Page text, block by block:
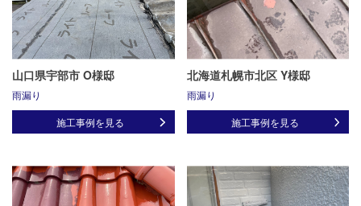
山口県宇部市 O様邸
雨漏り
施工事例を見る
北海道札幌市北区 Y様邸
雨漏り
施工事例を見る